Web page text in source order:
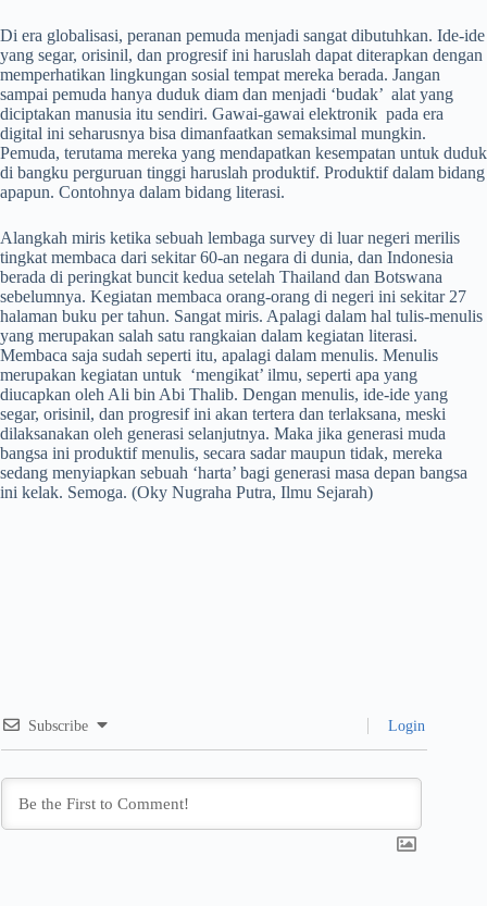
Di era globalisasi, peranan pemuda menjadi sangat dibutuhkan. Ide-ide
yang segar, orisinil, dan progresif ini haruslah dapat diterapkan dengan
memperhatikan lingkungan sosial tempat mereka berada. Jangan
sampai pemuda hanya duduk diam dan menjadi ‘budak’ alat yang
diciptakan manusia itu sendiri. Gawai-gawai elektronik pada era
digital ini seharusnya bisa dimanfaatkan semaksimal mungkin.
Pemuda, terutama mereka yang mendapatkan kesempatan untuk duduk
di bangku perguruan tinggi haruslah produktif. Produktif dalam bidang
apapun. Contohnya dalam bidang literasi.
Alangkah miris ketika sebuah lembaga survey di luar negeri merilis
tingkat membaca dari sekitar 60-an negara di dunia, dan Indonesia
berada di peringkat buncit kedua setelah Thailand dan Botswana
sebelumnya. Kegiatan membaca orang-orang di negeri ini sekitar 27
halaman buku per tahun. Sangat miris. Apalagi dalam hal tulis-menulis
yang merupakan salah satu rangkaian dalam kegiatan literasi.
Membaca saja sudah seperti itu, apalagi dalam menulis. Menulis
merupakan kegiatan untuk ‘mengikat’ ilmu, seperti apa yang
diucapkan oleh Ali bin Abi Thalib. Dengan menulis, ide-ide yang
segar, orisinil, dan progresif ini akan tertera dan terlaksana, meski
dilaksanakan oleh generasi selanjutnya. Maka jika generasi muda
bangsa ini produktif menulis, secara sadar maupun tidak, mereka
sedang menyiapkan sebuah ‘harta’ bagi generasi masa depan bangsa
ini kelak. Semoga. (Oky Nugraha Putra, Ilmu Sejarah)
Subscribe Login